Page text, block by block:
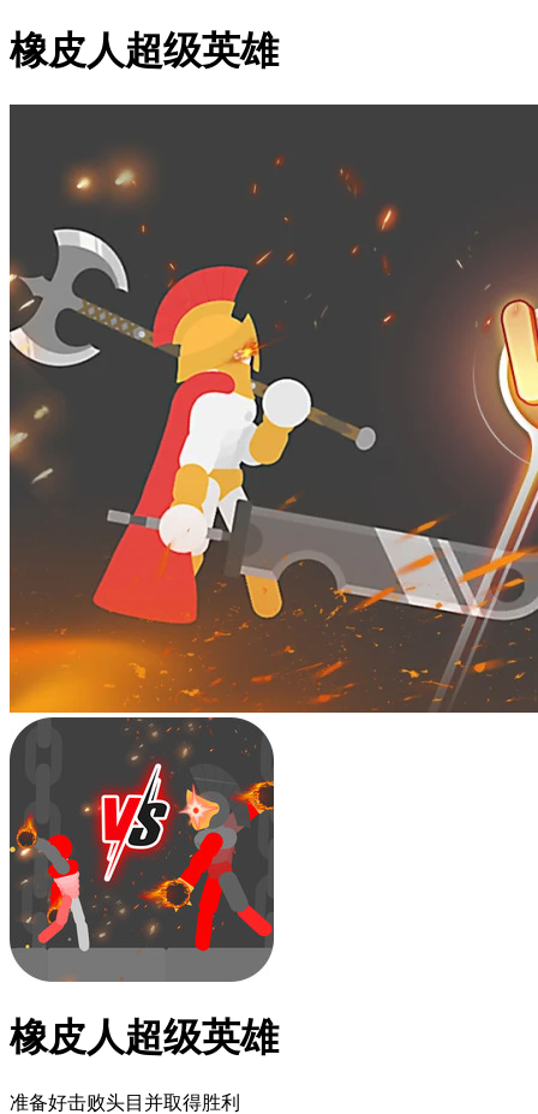
橡皮人超级英雄
橡皮人超级英雄
准备好击败头目并取得胜利